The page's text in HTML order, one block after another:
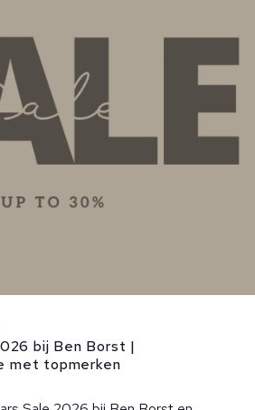
bij Ben Borst |
met topmerken